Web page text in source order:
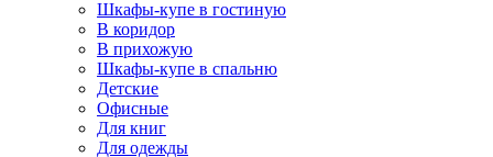
Шкафы-купе в гостиную
В коридор
В прихожую
Шкафы-купе в спальню
Детские
Офисные
Для книг
Для одежды